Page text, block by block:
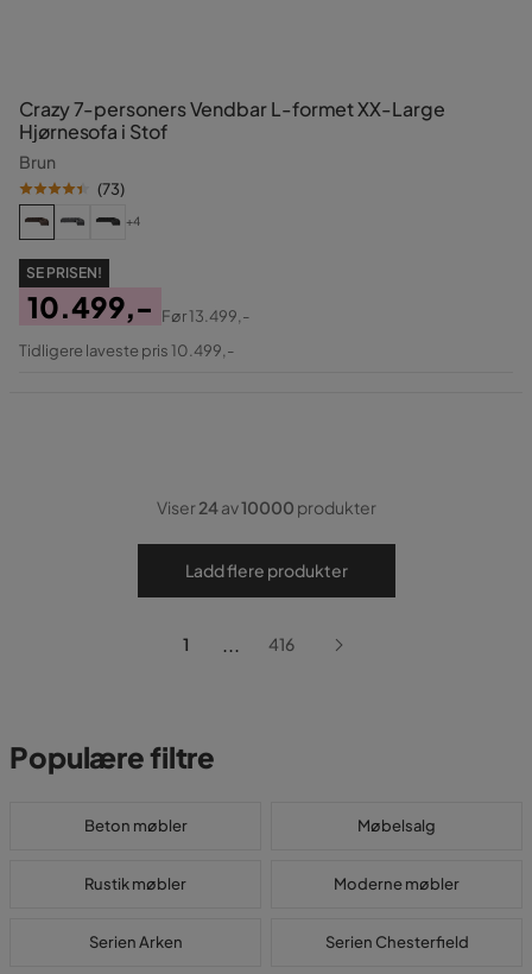
Crazy 7-personers Vendbar L-formet XX-Large
Hjørnesofa i Stof
Brun
(73)
+4
SE PRISEN!
Pris
10.499,-
Original
Før13.499,-
Tidligere laveste pris 10.499,-
Viser24av10000 produkter
Ladd flere produkter
1 ... 416
Populære filtre
Beton møbler Møbelsalg
Rustik møbler Moderne møbler
Serien Arken Serien Chesterfield